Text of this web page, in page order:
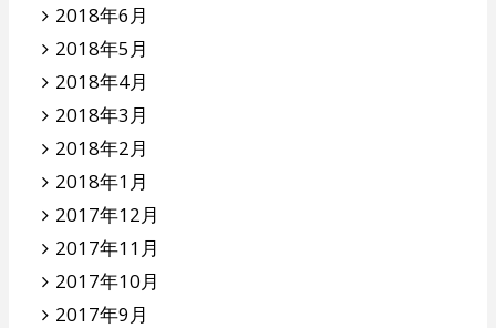
2018年6月
2018年5月
2018年4月
2018年3月
2018年2月
2018年1月
2017年12月
2017年11月
2017年10月
2017年9月